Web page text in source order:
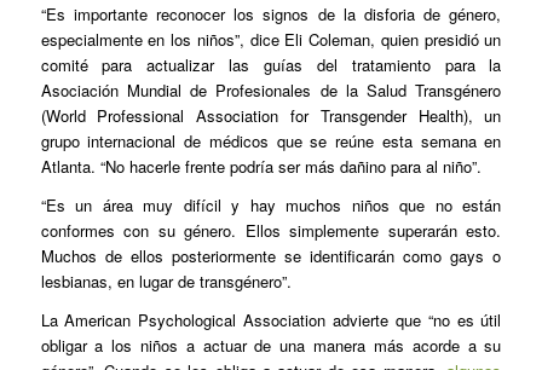
“Es importante reconocer los signos de la disforia de género,
especialmente en los niños”, dice Eli Coleman, quien presidió un
comité para actualizar las guías del tratamiento para la
Asociación Mundial de Profesionales de la Salud Transgénero
(World Professional Association for Transgender Health), un
grupo internacional de médicos que se reúne esta semana en
Atlanta. “No hacerle frente podría ser más dañino para al niño”.
“Es un área muy difícil y hay muchos niños que no están
conformes con su género. Ellos simplemente superarán esto.
Muchos de ellos posteriormente se identificarán como gays o
lesbianas, en lugar de transgénero”.
La American Psychological Association advierte que “no es útil
obligar a los niños a actuar de una manera más acorde a su